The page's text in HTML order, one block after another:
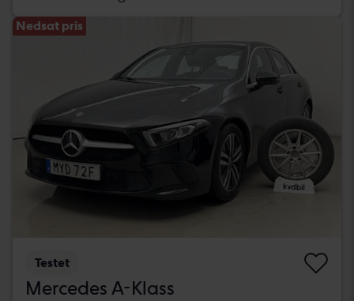
Nedsat pris
Testet
Mercedes A-Klass